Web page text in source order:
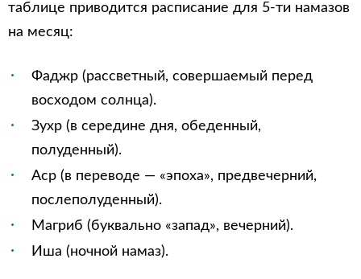
таблице приводится расписание для 5-ти намазов
на месяц:
Фаджр (рассветный, совершаемый перед
восходом солнца).
Зухр (в середине дня, обеденный,
полуденный).
Аср (в переводе — «эпоха», предвечерний,
послеполуденный).
Магриб (буквально «запад», вечерний).
Иша (ночной намаз).